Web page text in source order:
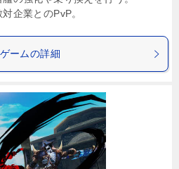
企業とのPvP。
ームの詳細